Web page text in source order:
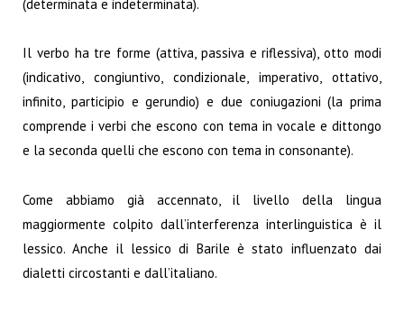
(determinata e indeterminata).
Il verbo ha tre forme (attiva, passiva e riflessiva), otto modi
(indicativo, congiuntivo, condizionale, imperativo, ottativo,
infinito, participio e gerundio) e due coniugazioni (la prima
comprende i verbi che escono con tema in vocale e dittongo
e la seconda quelli che escono con tema in consonante).
Come abbiamo già accennato, il livello della lingua
maggiormente colpito dall’interferenza interlinguistica è il
lessico. Anche il lessico di Barile è stato influenzato dai
dialetti circostanti e dall’italiano.